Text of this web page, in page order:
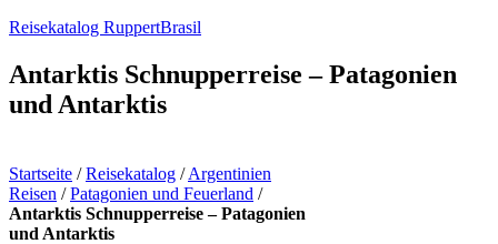
Reisekatalog RuppertBrasil
Antarktis Schnupperreise – Patagonien
und Antarktis
Startseite /Reisekatalog /Argentinien
Reisen /Patagonien und Feuerland /
Antarktis Schnupperreise – Patagonien
und Antarktis